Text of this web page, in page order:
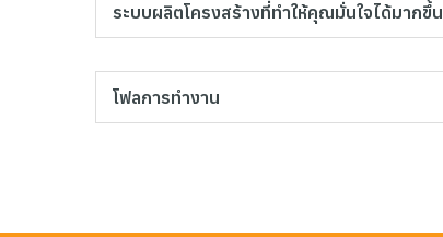
ระบบผลิตโครงสร้างที่ทำให้คุณมั่นใจได้มากขึ้น
โฟลการทำงาน